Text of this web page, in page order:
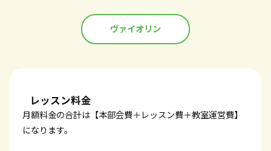
ヴァイオリン
レッスン料金
月額料金の合計は【本部会費＋レッスン費＋教室運営費】
になります。